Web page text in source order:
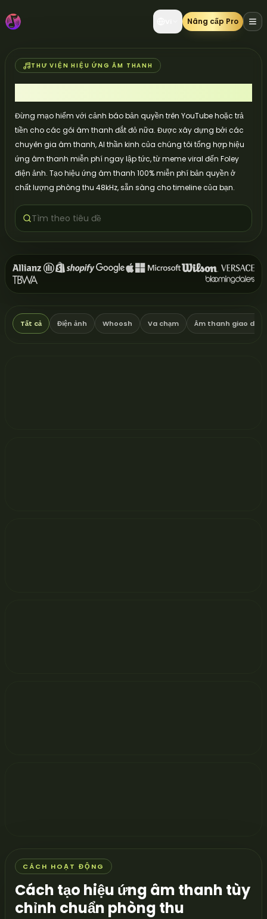
Nâng cấp Pro
THƯ VIỆN HIỆU ỨNG ÂM THANH
Đừng mạo hiểm với cảnh báo bản quyền trên YouTube hoặc trả
tiền cho các gói âm thanh đắt đỏ nữa. Được xây dựng bởi các
chuyên gia âm thanh, AI thần kinh của chúng tôi tổng hợp hiệu
ứng âm thanh miễn phí ngay lập tức, từ meme viral đến Foley
điện ảnh. Tạo hiệu ứng âm thanh 100% miễn phí bản quyền ở
chất lượng phòng thu 48kHz, sẵn sàng cho timeline của bạn.
Tất cả Điện ảnh Whoosh Va chạm Âm thanh giao diện
CÁCH HOẠT ĐỘNG
Cách tạo hiệu ứng âm thanh tùy
chỉnh chuẩn phòng thu